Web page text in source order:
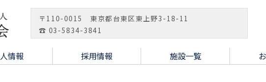
〒110-0015 東京都台東区東上野3-18-11
☎ 03-5834-3841
情報 採用情報 施設一覧